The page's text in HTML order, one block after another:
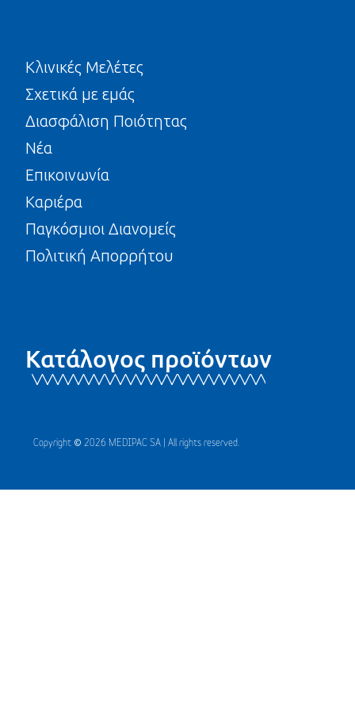
Κλινικές Μελέτες
Σχετικά με εμάς
Διασφάλιση Ποιότητας
Νέα
Επικοινωνία
Καριέρα
Παγκόσμιοι Διανομείς
Πολιτική Απορρήτου
Κατάλογος προϊόντων
Copyright © 2026 MEDIPAC SA | All rights reserved.